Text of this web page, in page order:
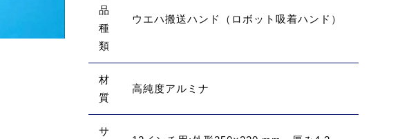
品
種
類
ウエハ搬送ハンド（ロボット吸着ハンド）
材
質
高純度アルミナ
サ